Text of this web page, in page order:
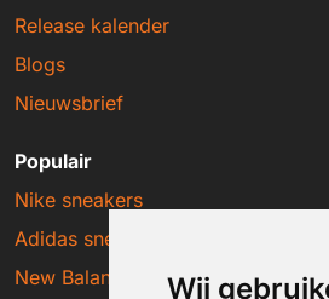
Wij
Release kalender
Blogs
Nieuwsbrief
Populair
Nike sneakers
Adidas sneakers
New Balance sneakers